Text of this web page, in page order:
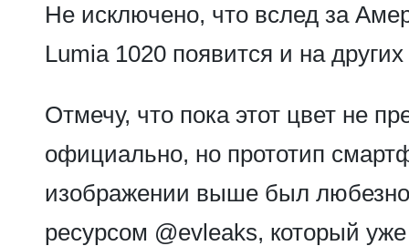
Не исключено, что вслед за
Lumia 1020 появится и на
Отмечу, что пока этот цвет не
официально, но прототип
изображении выше был любезно
ресурсом @evleaks, который уже